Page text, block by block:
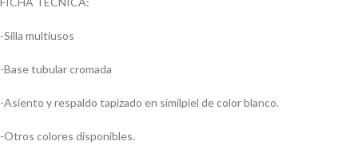
-Silla multiusos
-Base tubular cromada
-Asiento y respaldo tapizado en similpiel de color blanco.
-Otros colores disponibles.